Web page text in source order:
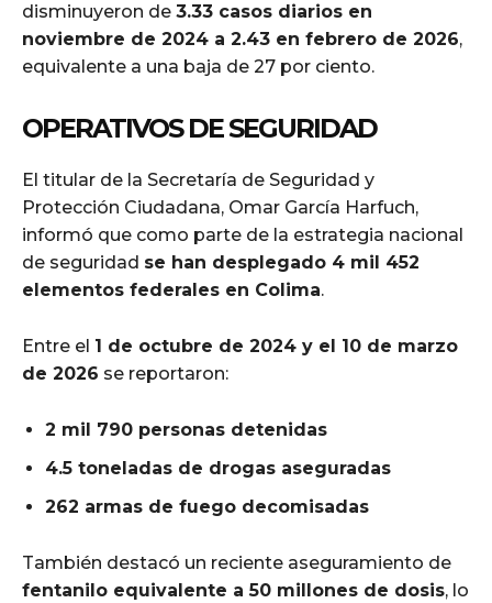
disminuyeron de 3.33 casos diarios en
noviembre de 2024 a 2.43 en febrero de 2026,
equivalente a una baja de 27 por ciento.
OPERATIVOS DE SEGURIDAD
El titular de la Secretaría de Seguridad y
Protección Ciudadana, Omar García Harfuch,
informó que como parte de la estrategia nacional
de seguridad se han desplegado 4 mil 452
elementos federales en Colima.
Entre el 1 de octubre de 2024 y el 10 de marzo
de 2026 se reportaron:
2 mil 790 personas detenidas
4.5 toneladas de drogas aseguradas
262 armas de fuego decomisadas
También destacó un reciente aseguramiento de
fentanilo equivalente a 50 millones de dosis, lo